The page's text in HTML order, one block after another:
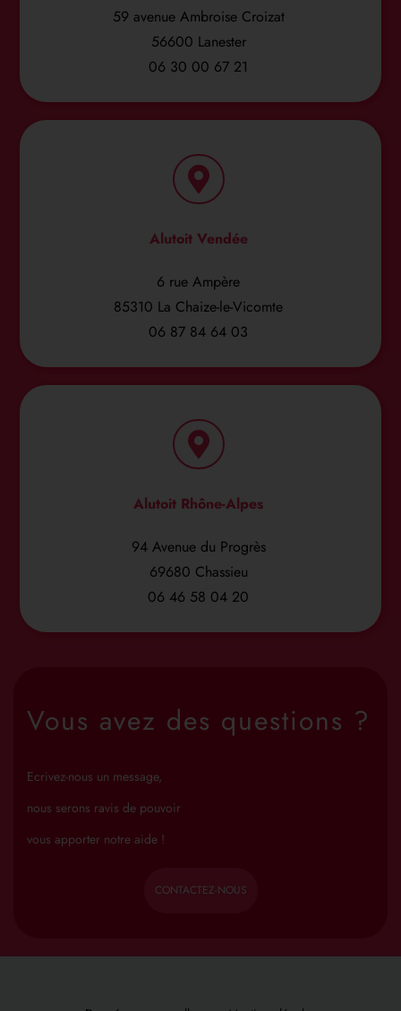
59 avenue Ambroise Croizat
56600 Lanester
06 30 00 67 21
Alutoit Vendée
6 rue Ampère
85310 La Chaize-le-Vicomte
06 87 84 64 03
Alutoit Rhône-Alpes
94 Avenue du Progrès
69680 Chassieu
06 46 58 04 20
Vous avez des questions ?
Ecrivez-nous un message,
nous serons ravis de pouvoir
vous apporter notre aide !
CONTACTEZ-NOUS